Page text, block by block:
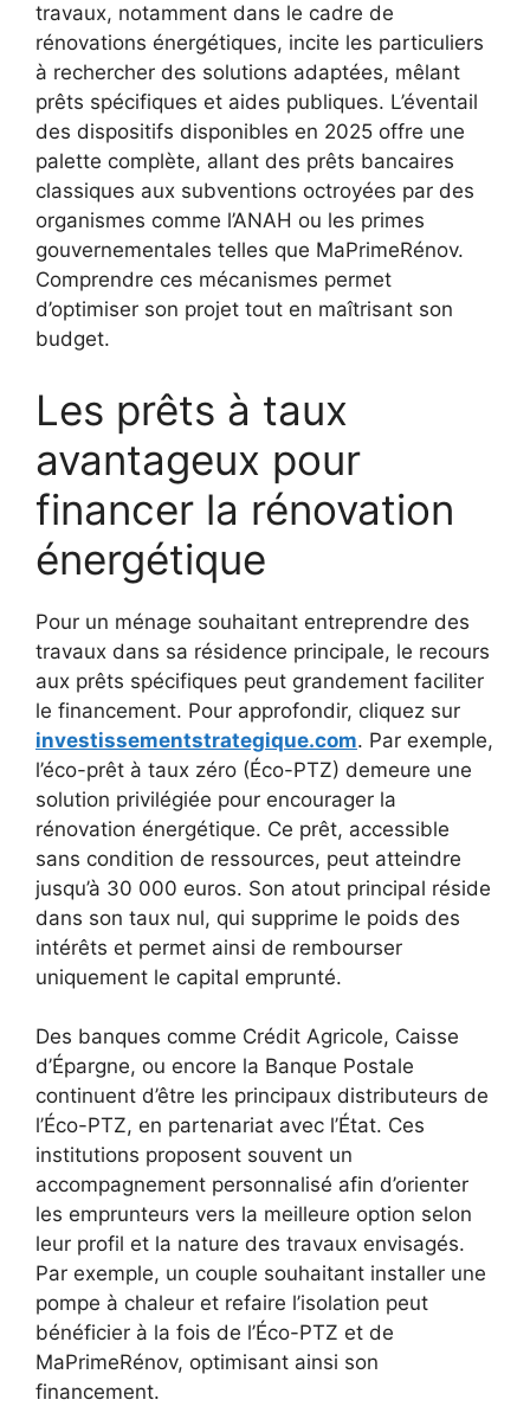
travaux, notamment dans le cadre de
rénovations énergétiques, incite les particuliers
à rechercher des solutions adaptées, mêlant
prêts spécifiques et aides publiques. L’éventail
des dispositifs disponibles en 2025 offre une
palette complète, allant des prêts bancaires
classiques aux subventions octroyées par des
organismes comme l’ANAH ou les primes
gouvernementales telles que MaPrimeRénov.
Comprendre ces mécanismes permet
d’optimiser son projet tout en maîtrisant son
budget.
Les prêts à taux
avantageux pour
financer la rénovation
énergétique
Pour un ménage souhaitant entreprendre des
travaux dans sa résidence principale, le recours
aux prêts spécifiques peut grandement faciliter
le financement. Pour approfondir, cliquez sur
investissementstrategique.com. Par exemple,
l’éco-prêt à taux zéro (Éco-PTZ) demeure une
solution privilégiée pour encourager la
rénovation énergétique. Ce prêt, accessible
sans condition de ressources, peut atteindre
jusqu’à 30 000 euros. Son atout principal réside
dans son taux nul, qui supprime le poids des
intérêts et permet ainsi de rembourser
uniquement le capital emprunté.
Des banques comme Crédit Agricole, Caisse
d’Épargne, ou encore la Banque Postale
continuent d’être les principaux distributeurs de
l’Éco-PTZ, en partenariat avec l’État. Ces
institutions proposent souvent un
accompagnement personnalisé afin d’orienter
les emprunteurs vers la meilleure option selon
leur profil et la nature des travaux envisagés.
Par exemple, un couple souhaitant installer une
pompe à chaleur et refaire l’isolation peut
bénéficier à la fois de l’Éco-PTZ et de
MaPrimeRénov, optimisant ainsi son
financement.